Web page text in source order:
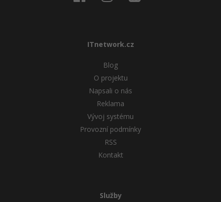
ITnetwork.cz
Blog
O projektu
Napsali o nás
Reklama
Vývoj systému
Provozní podmínky
RSS
Kontakt
Služby